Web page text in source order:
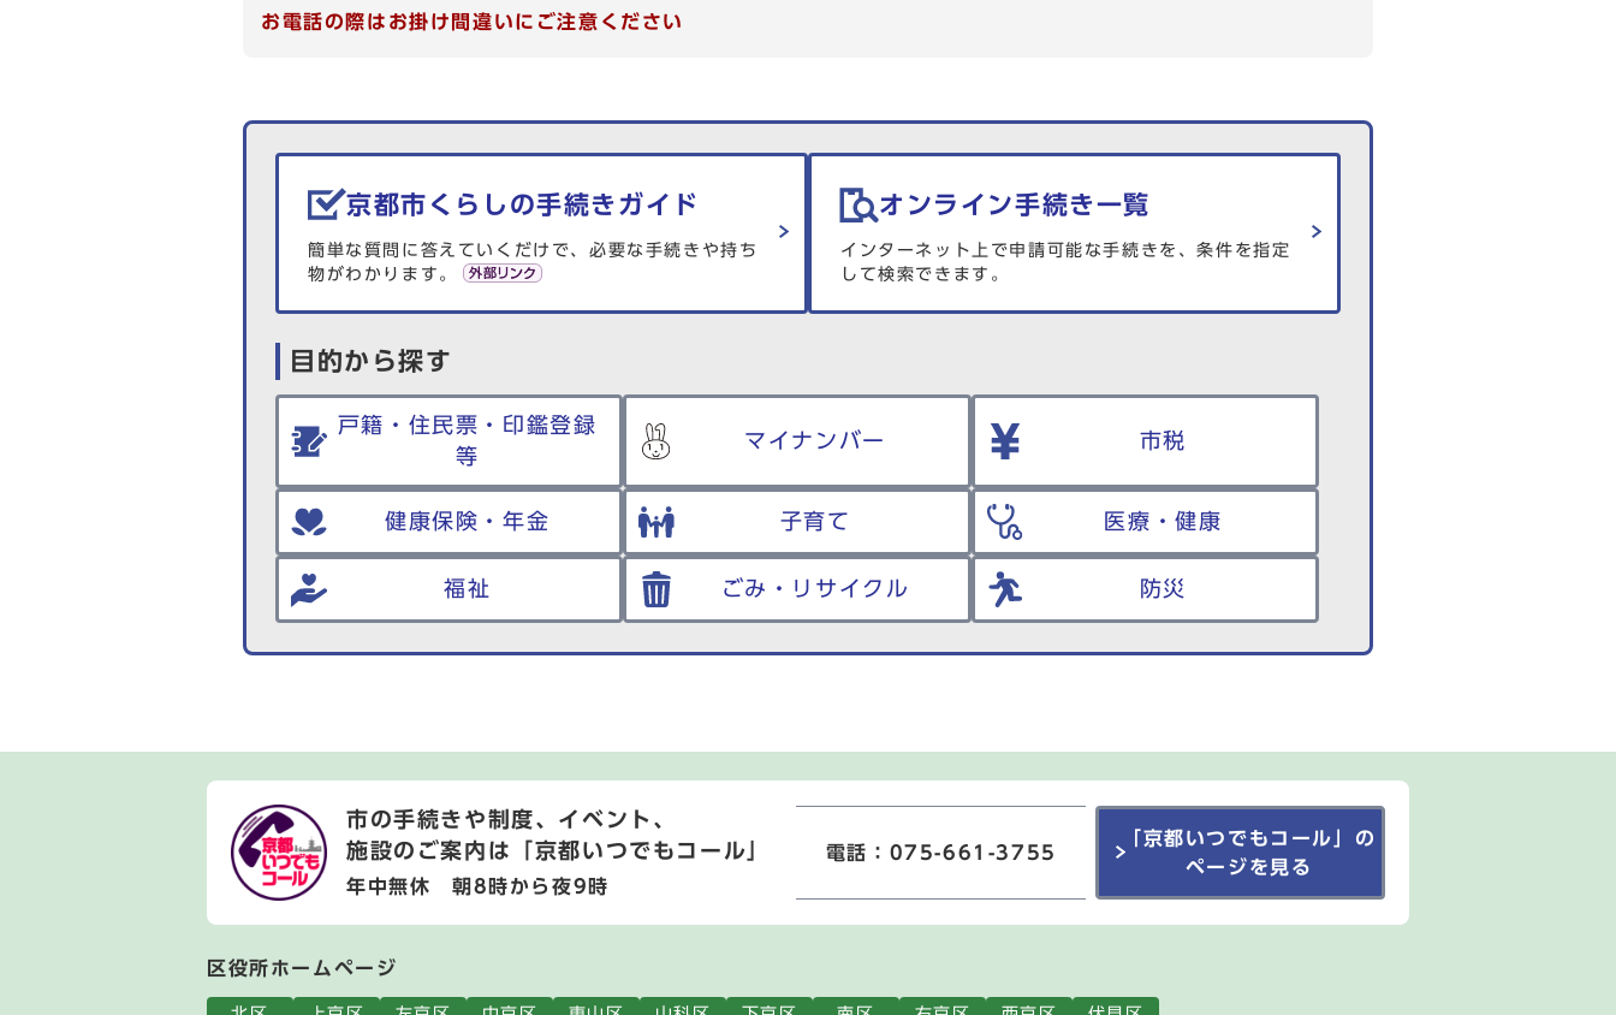
お電話の際はお掛け間違いにご注意ください
生活情報を探す
京都市くらしの手続きガイド
簡単な質問に答えていくだけで、必要な手続きや持ち
物がわかります。
オンライン手続き一覧
インターネット上で申請可能な手続きを、条件を指定
して検索できます。
目的から探す
戸籍・住民票・印鑑登録
等
マイナンバー 市税
健康保険・年金 子育て 医療・健康
福祉 ごみ・リサイクル 防災
市の手続きや制度、イベント、
施設のご案内は
「京都いつでもコール」
年中無休 朝8時から夜9時
電話：075-661-3755
「京都いつでもコール」の
ページを見る
区役所ホームページ